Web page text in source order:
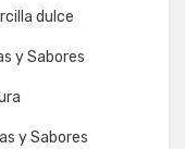
dulce
y Sabores
y Sabores